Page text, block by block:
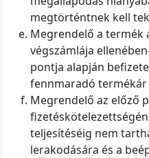
megtörténtnek kell
Megrendelő a termék
végszámlája
pontja alapján
fennmaradó
Megrendelő az előző
teljesítéséig nem
lerakodására és a